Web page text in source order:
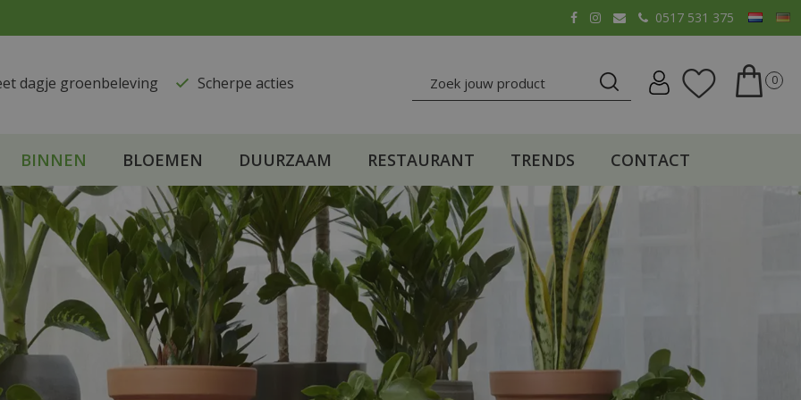
0517 531 375
dagje groenbeleving ​Scherpe acties
BINNEN BLOEMEN DUURZAAM RESTAURANT TRENDS CONTACT